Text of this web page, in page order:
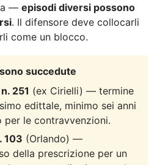
— episodi diversi possono
. Il difensore deve collocarli
come un blocco.
succedute
251 (ex Cirielli) — termine
edittale, minimo sei anni
le contravvenzioni.
103 (Orlando) —
della prescrizione per un